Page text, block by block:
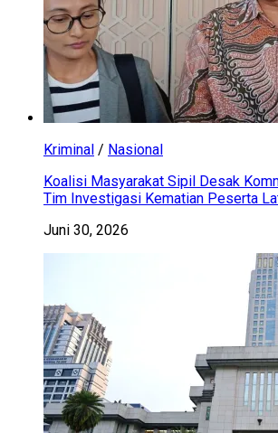
Kriminal / Nasional
Koalisi Masyarakat Sipil Desak
Tim Investigasi Kematian Peserta
Juni 30, 2026